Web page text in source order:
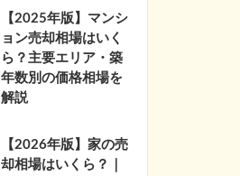
【2025年版】マンシ
ョン売却相場はいく
ら？主要エリア・築
年数別の価格相場を
解説
【2026年版】家の売
却相場はいくら？｜